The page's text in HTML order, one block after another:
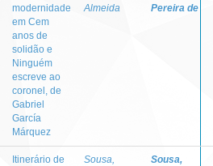
modernidade
em Cem
anos de
solidão e
Ninguém
escreve ao
coronel, de
Gabriel
García
Márquez
Almeida Pereira de
Itinerário de
Sousa,
Sousa,